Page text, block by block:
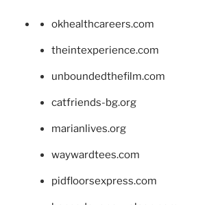
okhealthcareers.com
theintexperience.com
unboundedthefilm.com
catfriends-bg.org
marianlives.org
waywardtees.com
pidfloorsexpress.com